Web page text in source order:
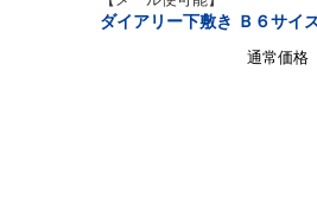
ダイアリー下敷き Ｂ６サイ
通常価格